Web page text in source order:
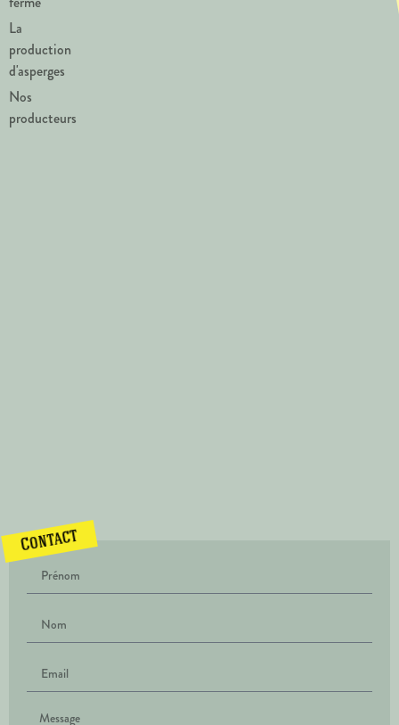
La
production
d'asperges
Nos
producteurs
Contact